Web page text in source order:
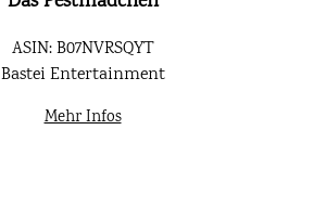
ASIN: B07NVRSQYT
Bastei Entertainment
Mehr Infos